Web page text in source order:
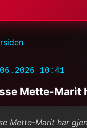
10:41
Mette-Marit
Mette-Marit har